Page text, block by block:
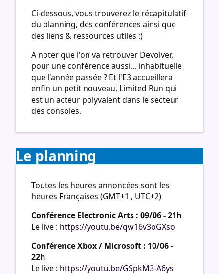
Ci-dessous, vous trouverez le récapitulatif
du planning, des conférences ainsi que
des liens & ressources utiles :)
A noter que l'on va retrouver Devolver,
pour une conférence aussi... inhabituelle
que l'année passée ? Et l'E3 accueillera
enfin un petit nouveau, Limited Run qui
est un acteur polyvalent dans le secteur
des consoles.
Le planning
Toutes les heures annoncées sont les
heures Françaises (GMT+1 , UTC+2)
Conférence Electronic Arts : 09/06 - 21h
Le live : https://youtu.be/qw16v3oGXso
Conférence Xbox / Microsoft : 10/06 -
22h
Le live : https://youtu.be/GSpkM3-A6ys